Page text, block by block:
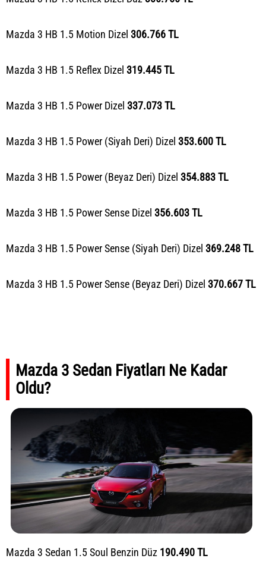
Mazda 3 HB 1.5 Motion Dizel 306.766 TL
Mazda 3 HB 1.5 Reflex Dizel 319.445 TL
Mazda 3 HB 1.5 Power Dizel 337.073 TL
Mazda 3 HB 1.5 Power (Siyah Deri) Dizel 353.600 TL
Mazda 3 HB 1.5 Power (Beyaz Deri) Dizel 354.883 TL
Mazda 3 HB 1.5 Power Sense Dizel 356.603 TL
Mazda 3 HB 1.5 Power Sense (Siyah Deri) Dizel 369.248 TL
Mazda 3 HB 1.5 Power Sense (Beyaz Deri) Dizel 370.667 TL
Mazda 3 Sedan Fiyatları Ne Kadar
Oldu?
Mazda 3 Sedan 1.5 Soul Benzin Düz 190.490TL